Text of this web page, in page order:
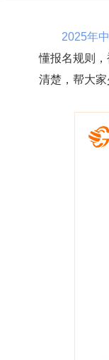
2025年
懂报名规则
清楚，帮大